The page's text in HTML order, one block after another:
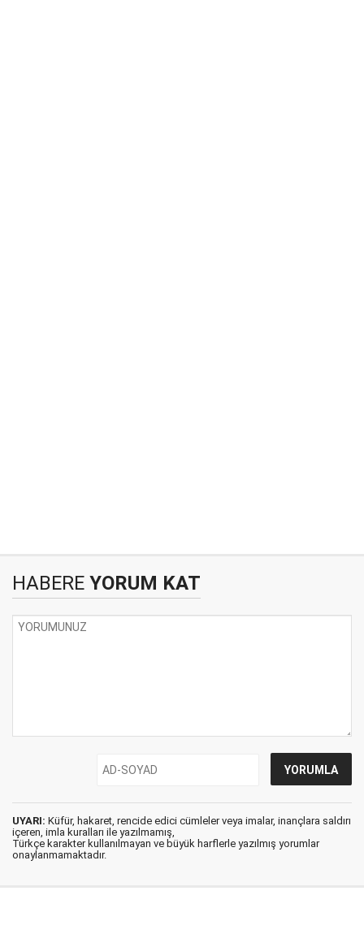
HABERE YORUM KAT
UYARI: Küfür, hakaret, rencide edici cümleler veya imalar, inançlara saldırı
içeren, imla kuralları ile yazılmamış,
Türkçe karakter kullanılmayan ve büyük harflerle yazılmış yorumlar
onaylanmamaktadır.